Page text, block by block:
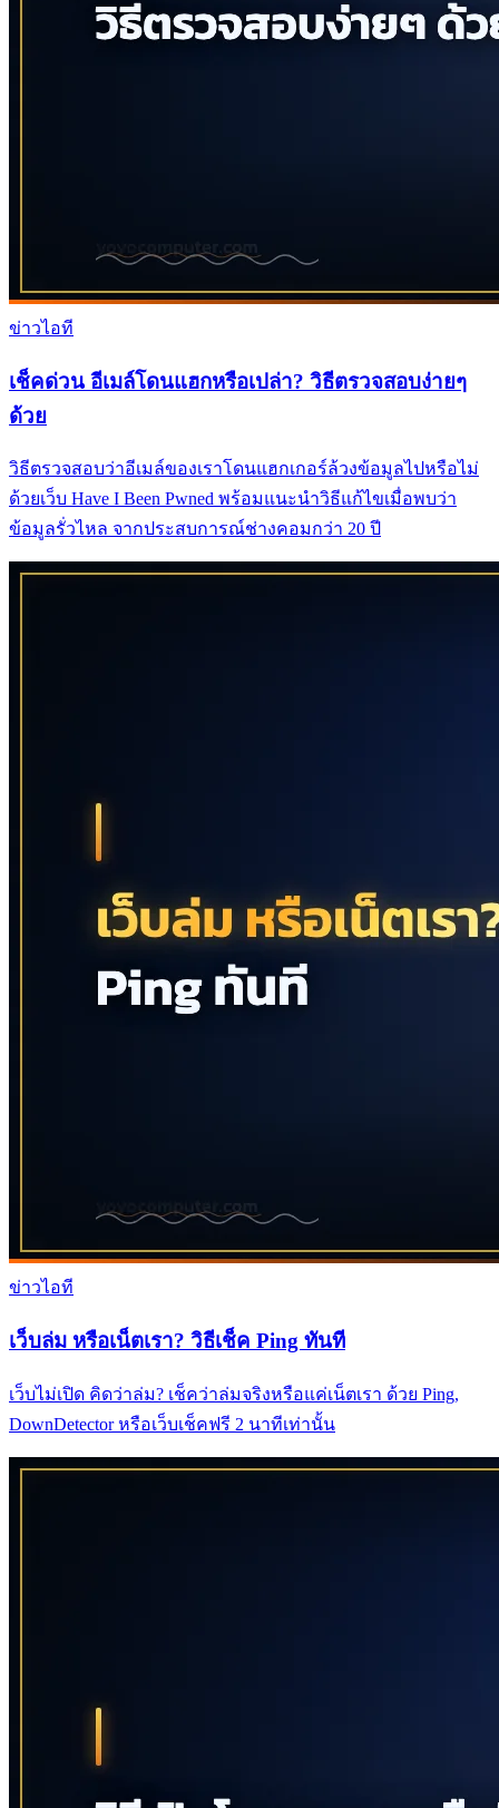
ข่าวไอที
เช็คด่วน อีเมล์โดนแฮกหรือเปล่า? วิธีตรวจสอบง่ายๆ
ด้วย
วิธีตรวจสอบว่าอีเมล์ของเราโดนแฮกเกอร์ล้วงข้อมูลไปหรือไม่
ด้วยเว็บ Have I Been Pwned พร้อมแนะนำวิธีแก้ไขเมื่อพบว่า
ข้อมูลรั่วไหล จากประสบการณ์ช่างคอมกว่า 20 ปี
ข่าวไอที
เว็บล่ม หรือเน็ตเรา? วิธีเช็ค Ping ทันที
เว็บไม่เปิด คิดว่าล่ม? เช็คว่าล่มจริงหรือแค่เน็ตเรา ด้วย Ping,
DownDetector หรือเว็บเช็คฟรี 2 นาทีเท่านั้น